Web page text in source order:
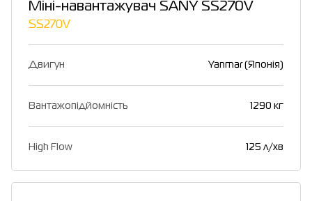
Міні-навантажувач SANY SS270V
SS270V
Двигун Yanmar (Японія)
Вантажопідйомність 1290 кг
High Flow 125 л/хв